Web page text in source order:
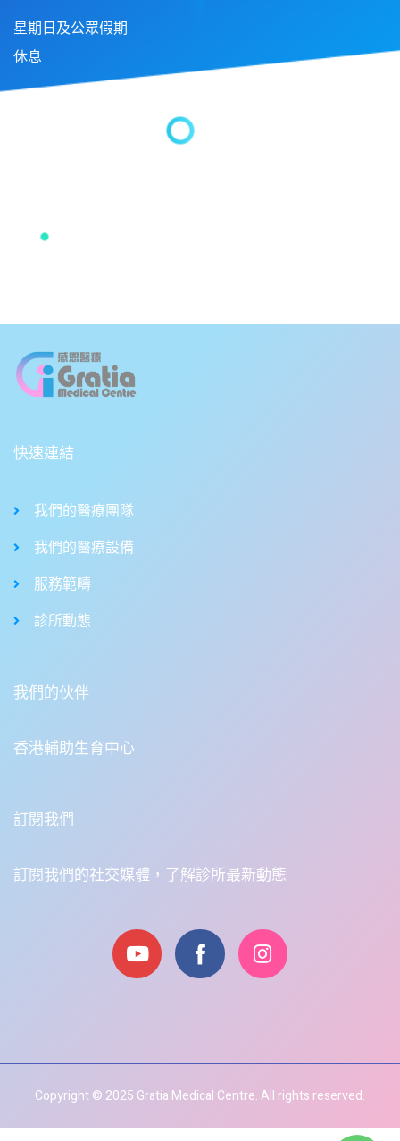
星期日及公眾假期
休息
快速連結
我們的醫療團隊
我們的醫療設備
服務範疇
診所動態
我們的伙伴
香港輔助生育中心
訂閱我們
訂閱我們的社交媒體，了解診所最新動態
Copyright © 2025 Gratia Medical Centre. All rights reserved.